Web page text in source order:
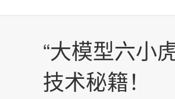
“大模型六小
技术秘籍！